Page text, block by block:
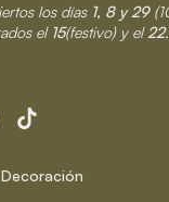
los días 1, 8 y 29
el 15(festivo) y el22.
TikTok